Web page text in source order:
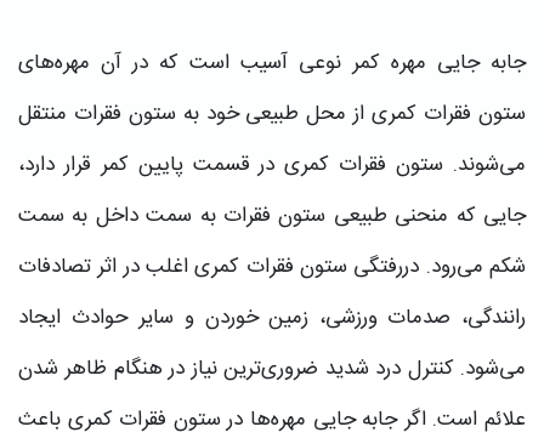
جابه جایی مهره کمر نوعی آسیب است که در آن مهره‌های
ستون فقرات کمری از محل طبیعی خود به ستون فقرات منتقل
می‌شوند. ستون فقرات کمری در قسمت پایین کمر قرار دارد،
جایی که منحنی طبیعی ستون فقرات به سمت داخل به سمت
شکم می‌رود. دررفتگی ستون فقرات کمری اغلب در اثر تصادفات
رانندگی، صدمات ورزشی، زمین خوردن و سایر حوادث ایجاد
می‌شود. کنترل درد شدید ضروری‌ترین نیاز در هنگام ظاهر شدن
علائم است. اگر جابه جایی مهره‌ها در ستون فقرات کمری باعث